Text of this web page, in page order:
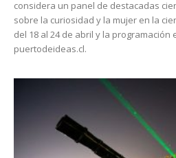
considera un panel de destacadas
sobre la curiosidad y la mujer en la
del 18 al 24 de abril y la programación
puertodeideas.cl.